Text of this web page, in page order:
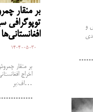
بر منقار
توپوگرافی
افغانستانی‌ها
1404-05-30
بر منقار
اخراج
اف:بر…
و